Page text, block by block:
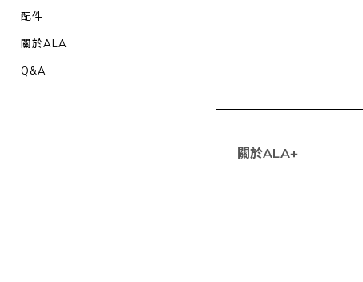
配件
關於ALA
Q&A
關於ALA+